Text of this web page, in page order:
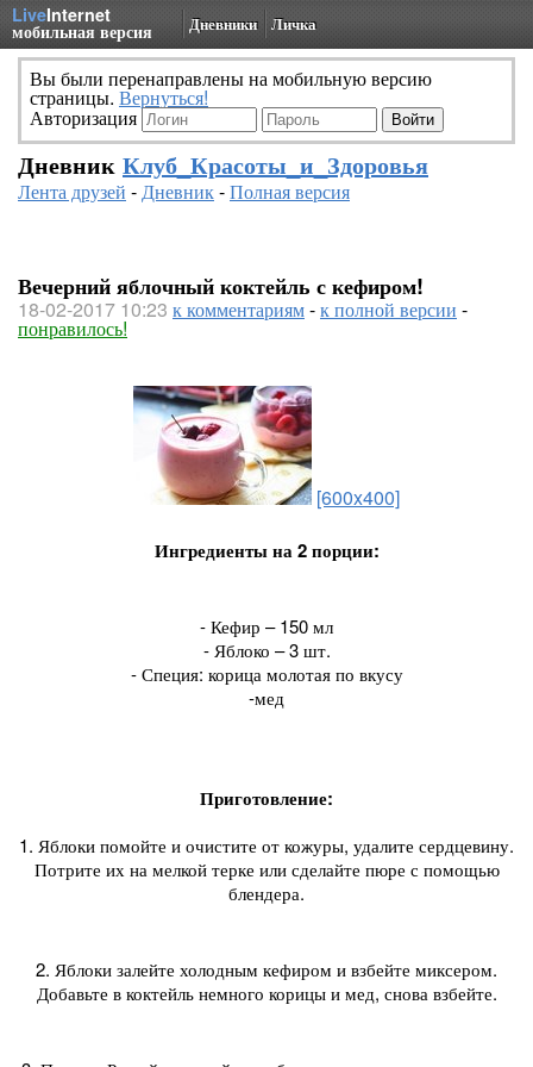
LiveInternet
мобильная версия Дневники Личка
Вы были перенаправлены на мобильную версию
страницы. Вернуться!
Авторизация
Дневник Клуб_Красоты_и_Здоровья
Лента друзей -Дневник-Полная версия
Вечерний яблочный коктейль с кефиром!
18-02-2017 10:23 к комментариям-к полной версии -
понравилось!
[600x400]
Ингредиенты на 2 порции:
- Кефир – 150 мл
- Яблоко – 3 шт.
- Специя: корица молотая по вкусу
-мед
Приготовление:
1. Яблоки помойте и очистите от кожуры, удалите сердцевину.
Потрите их на мелкой терке или сделайте пюре с помощью
блендера.
2. Яблоки залейте холодным кефиром и взбейте миксером.
Добавьте в коктейль немного корицы и мед, снова взбейте.